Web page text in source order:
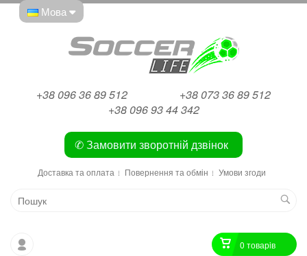
Мова
+38 096 36 89 512
+38 073 36 89 512
+38 096 93 44 342
✆ Замовити зворотній дзвінок
Доставка та оплата Повернення та обмін Умови згоди
0 товарiв